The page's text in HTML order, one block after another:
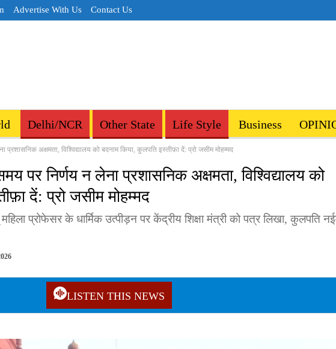
Advertise With Us Contact Us
Delhi/NCR Other State Life Style Business
अक्षमता, विश्विद्यालय को बदनाम किया, कुलपति इस्तीफ़ा दें: प्रो जसीम मोहम्मद
पर निर्णय न लेना प्रशासनिक अक्षमता, विश्विद्यालय को
दें: प्रो जसीम मोहम्मद
प्रोफेसर के धार्मिक उत्पीड़न पर केंद्रीय शिक्षा मंत्री को पत्र लिखा, कुलपति
LISTEN THIS NEWS